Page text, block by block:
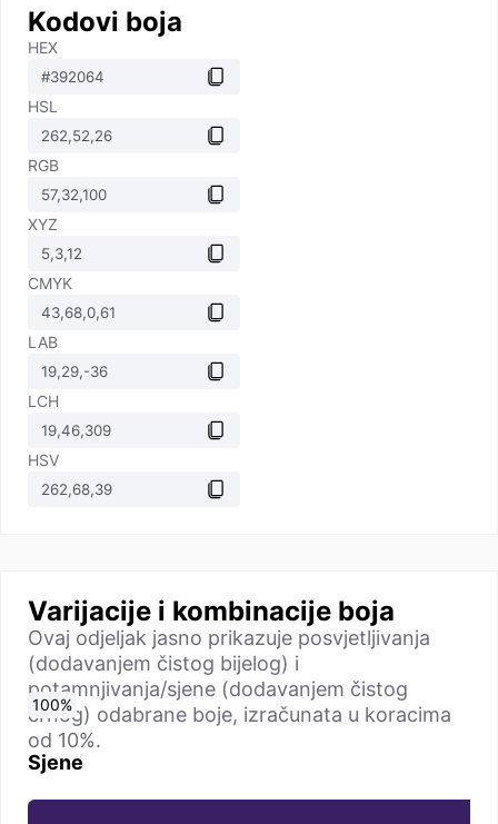
Kodovi boja
HEX
HSL
RGB
XYZ
CMYK
LAB
LCH
HSV
Varijacije i kombinacije boja
Ovaj odjeljak jasno prikazuje posvjetljivanja
(dodavanjem čistog bijelog) i
potamnjivanja/sjene (dodavanjem čistog
crnog) odabrane boje, izračunata u koracima
od 10%.
Sjene
0%
10%
20%
30%
40%
50%
60%
70%
80%
90%
100%